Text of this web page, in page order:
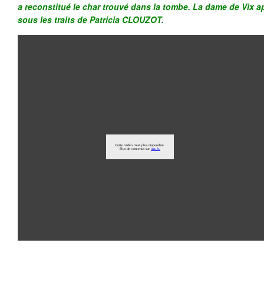
a reconstitué le char trouvé dans la tombe. La dame de Vix
sous les traits de Patricia CLOUZOT.